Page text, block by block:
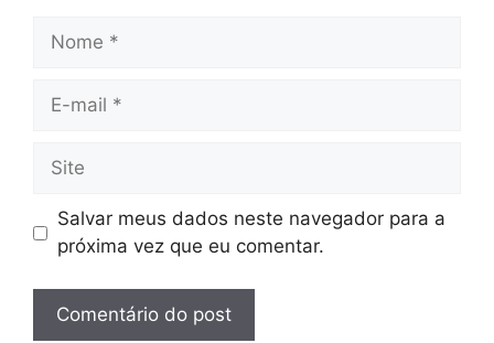
Nome
Site
Salvar meus dados neste navegador para a
próxima vez que eu comentar.